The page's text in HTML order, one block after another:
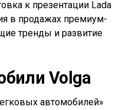
к презентации Lada
в продажах премиум-
тренды и развитие
Volga
автомобилей»